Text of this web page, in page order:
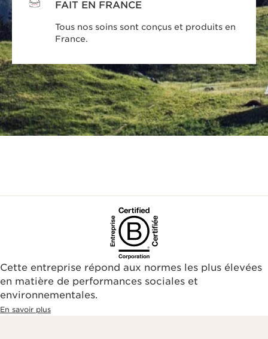
FAIT EN FRANCE
Tous nos soins sont conçus et produits en
France.
Cette entreprise répond aux normes les plus élevées
en matière de performances sociales et
environnementales.​
En savoir plus